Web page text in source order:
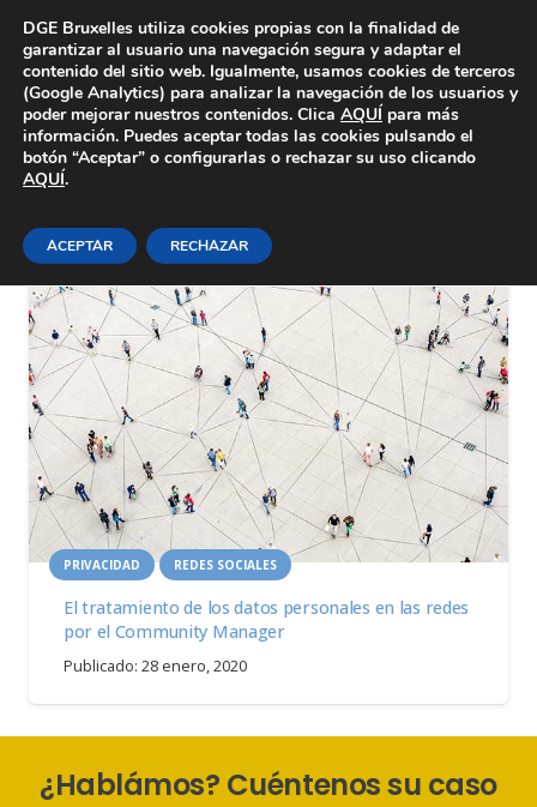
Área Privada
PRIVACIDAD REDES SOCIALES
El tratamiento de los datos personales en las redes
por el Community Manager
Publicado: 28 enero, 2020
¿Hablámos? Cuéntenos su caso
DGE Bruxelles utiliza cookies propias con la finalidad de
garantizar al usuario una navegación segura y adaptar el
contenido del sitio web. Igualmente, usamos cookies de terceros
(Google Analytics) para analizar la navegación de los usuarios y
poder mejorar nuestros contenidos. Clica AQUÍ para más
información. Puedes aceptar todas las cookies pulsando el
botón “Aceptar” o configurarlas o rechazar su uso clicando
AQUÍ.
ACEPTAR RECHAZAR